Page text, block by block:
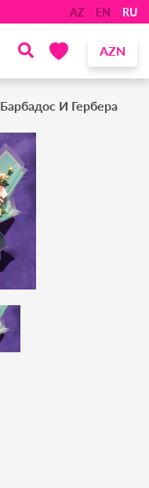
AZ EN RU
AZN
Барбадос И Гербера